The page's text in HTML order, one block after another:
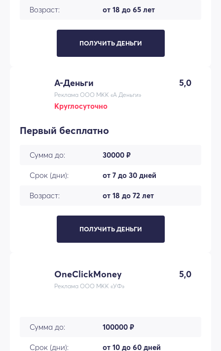
Возраст: от 18 до 65 лет
ПОЛУЧИТЬ ДЕНЬГИ
А-Деньги 5,0
Реклама ООО МКК «А Деньги»
Круглосуточно
Первый бесплатно
Сумма до: 30000 ₽
Срок (дни): от 7 до 30 дней
Возраст: от 18 до 72 лет
ПОЛУЧИТЬ ДЕНЬГИ
OneClickMoney 5,0
Реклама ООО МКК «УФ»
Сумма до: 100000 ₽
Срок (дни): от 10 до 60 дней